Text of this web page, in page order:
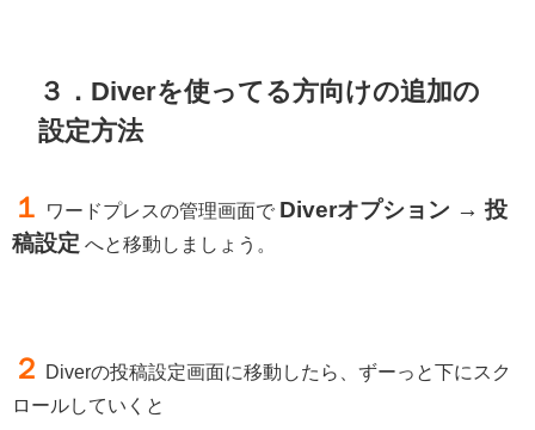
３．Diverを使ってる方向けの追加の
設定方法
１ ワードプレスの管理画面で Diverオプション → 投
稿設定 へと移動しましょう。
２
Diverの投稿設定画面に移動したら、ずーっと下にスク
ロールしていくと